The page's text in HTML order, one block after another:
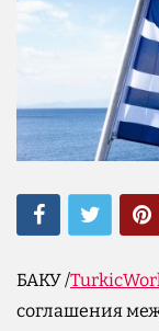
БАКУ /
соглашения